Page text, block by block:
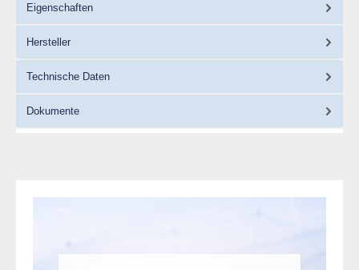
Eigenschaften
Hersteller
Technische Daten
Dokumente